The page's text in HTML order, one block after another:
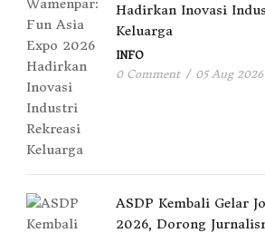
Hadirkan Inovasi
Keluarga
INFO
0 Comment / 05 Aug 2026
ASDP Kembali Gelar
2026, Dorong